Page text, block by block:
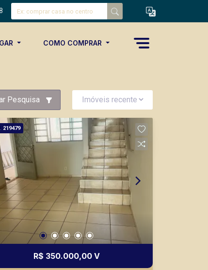
COMO COMPRAR
Pesquisa
219479
R$ 350.000,00 V